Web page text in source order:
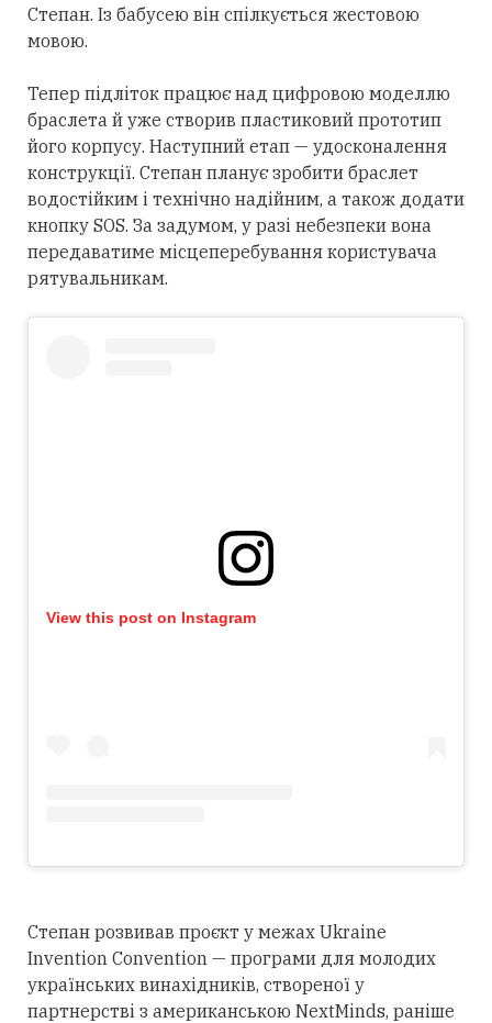
Степан. Із бабусею він спілкується жестовою
мовою.
Тепер підліток працює над цифровою моделлю
браслета й уже створив пластиковий прототип
його корпусу. Наступний етап — удосконалення
конструкції. Степан планує зробити браслет
водостійким і технічно надійним, а також додати
кнопку SOS. За задумом, у разі небезпеки вона
передаватиме місцеперебування користувача
рятувальникам.
View this post on Instagram
Степан розвивав проєкт у межах Ukraine
Invention Convention — програми для молодих
українських винахідників, створеної у
партнерстві з американською NextMinds, раніше